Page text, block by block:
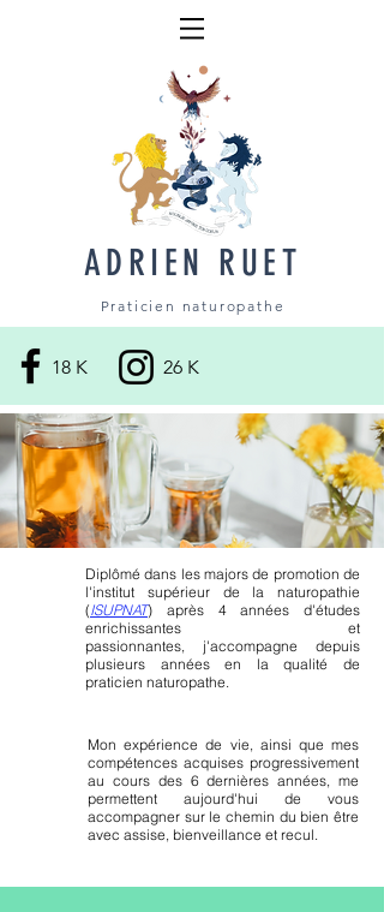
ADRIEN RUET
Praticien naturopathe
18 K 26 K
Diplômé dans les majors de promotion de
l'institut supérieur de la naturopathie
(ISUPNAT) après 4 années d'études
enrichissantes et
passionnantes, j'accompagne depuis
plusieurs années en laqualité de
praticien naturopathe.
Mon expérience de vie, ainsi que mes
compétences acquises progressivement
au cours des 6 dernières années, me
permettent aujourd'hui de vous
accompagner sur le chemin du bien être
avec assise, bienveillance et recul.